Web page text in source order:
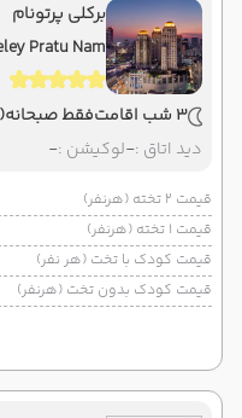
برکلی پرتونام
Pratu Nam
3 شب اقامت فقط صبحانه(BB)
دید اتاق :-لوکیشن :-
قیمت 2 تخته (هرنفر)
قیمت 1 تخته (هرنفر)
قیمت کودک با تخت (هر نفر)
قیمت کودک بدون تخت (هرنفر)